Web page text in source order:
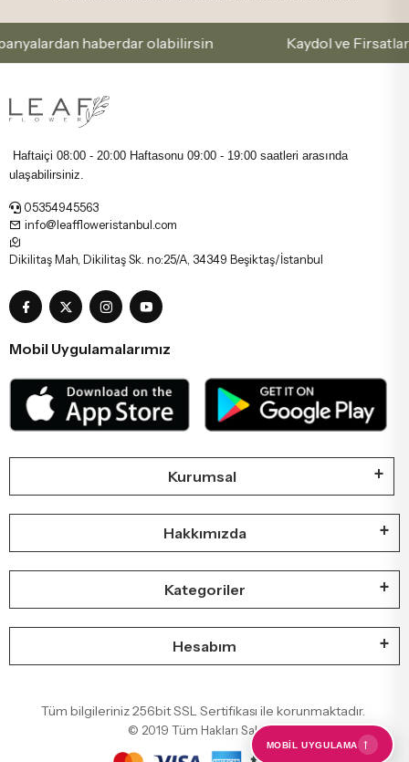
haberdar olabilirsin Kaydol ve Firsatlari
Haftaiçi 08:00 - 20:00 Haftasonu 09:00 - 19:00 saatleri arasında
ulaşabilirsiniz.
05354945563
info@leaffloweristanbul.com
Dikilitaş Mah, Dikilitaş Sk. no:25/A, 34349 Beşiktaş/İstanbul
Mobil Uygulamalarımız
Kurumsal
Hakkımızda
Kategoriler
Hesabım
Tüm bilgileriniz 256bit SSL Sertifikası ile korunmaktadır.
© 2019 Tüm Hakları Saklıdır
MOBIL UYGULAMA ←